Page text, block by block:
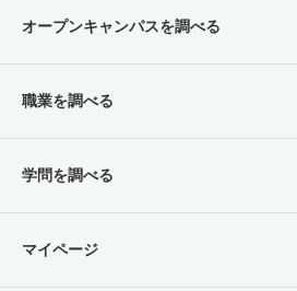
オープンキャンパスを調べる
職業を調べる
学問を調べる
マイページ